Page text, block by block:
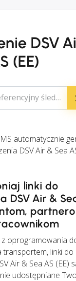
DSV
(EE)
Numer referencyjny śledzenia...
automatycznie
DSV Air & Sea
linki do
DSV Air &
z oprogramowania
transportem, linki do
Air & Sea AS (EE)
udostępniane